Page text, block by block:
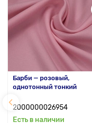
Барби — розовый,
однотонный тонкий
2000000026954
Есть в наличии